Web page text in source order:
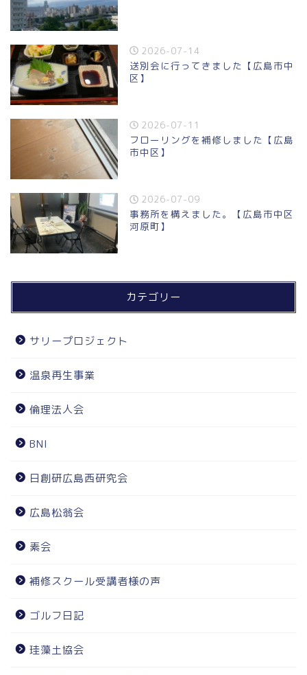
2026-07-14
送別会に行ってきました【広島市中
区】
2026-07-11
フローリングを補修しました【広島
市中区】
2026-07-09
事務所を構えました。【広島市中区
河原町】
カテゴリー
サリープロジェクト
温泉再生事業
倫理法人会
BNI
日創研広島西研究会
広島松翁会
素会
補修スクール受講者様の声
ゴルフ日記
珪藻土協会